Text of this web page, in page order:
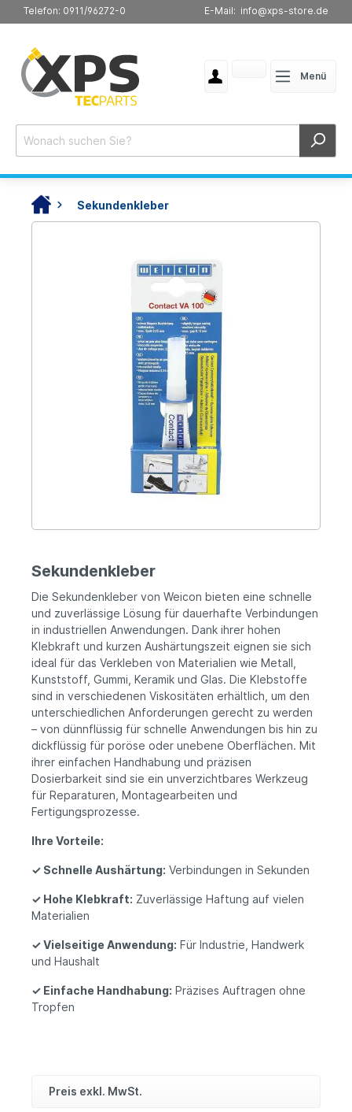
Telefon: 0911/96272-0 E-Mail: info@xps-store.de
Menü
Sekundenkleber
Sekundenkleber
Die Sekundenkleber von Weicon bieten eine schnelle
und zuverlässige Lösung für dauerhafte Verbindungen
in industriellen Anwendungen. Dank ihrer hohen
Klebkraft und kurzen Aushärtungszeit eignen sie sich
ideal für das Verkleben von Materialien wie Metall,
Kunststoff, Gummi, Keramik und Glas. Die Klebstoffe
sind in verschiedenen Viskositäten erhältlich, um den
unterschiedlichen Anforderungen gerecht zu werden
– von dünnflüssig für schnelle Anwendungen bis hin zu
dickflüssig für poröse oder unebene Oberflächen. Mit
ihrer einfachen Handhabung und präzisen
Dosierbarkeit sind sie ein unverzichtbares Werkzeug
für Reparaturen, Montagearbeiten und
Fertigungsprozesse.
Ihre Vorteile:
✓ Schnelle Aushärtung: Verbindungen in Sekunden
✓ Hohe Klebkraft: Zuverlässige Haftung auf vielen
Materialien
✓ Vielseitige Anwendung: Für Industrie, Handwerk
und Haushalt
✓ Einfache Handhabung: Präzises Auftragen ohne
Tropfen
Preis exkl. MwSt.